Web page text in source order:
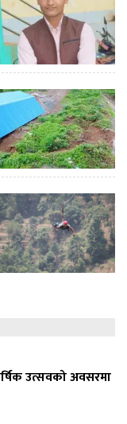
उत्सवको अवसरमा